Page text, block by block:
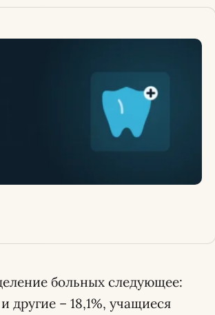
больных следующее:
другие – 18,1%, учащиеся